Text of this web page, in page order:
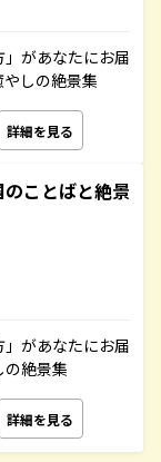
があなたにお届
しの絶景集
詳細を見る
ことばと絶景
があなたにお届
の絶景集
詳細を見る